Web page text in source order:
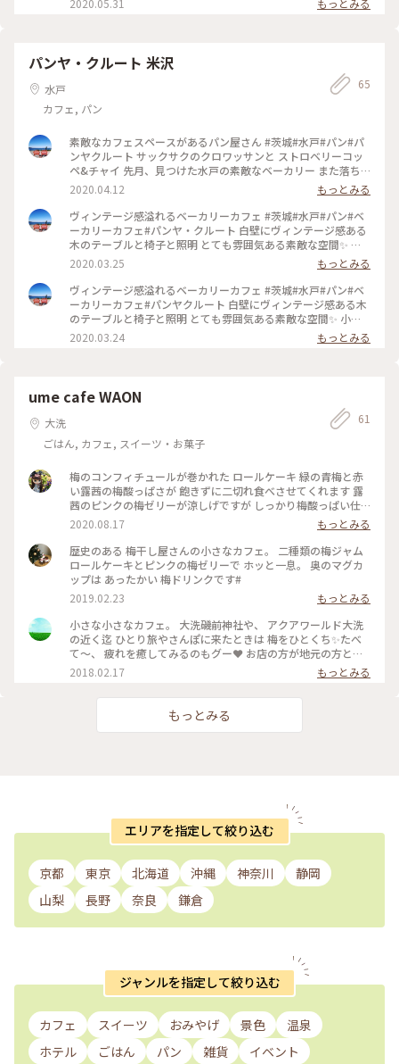
あり、水の音を聞きながら 新緑の中をお散歩。 園内には秘密
#初夏#フレッシュグリーン#グリーン#アートみたいな景色
パンヤ・クルート 米沢
水戸
カフェ, パン
65
素敵なカフェスペースがあるパン屋さん #茨城#水戸#パン#パ
ンヤクルート サックサクのクロワッサンと ストロベリーコッ
ペ&チャイ 先月、見つけた水戸の素敵なベーカリー また落ち
着いたら今度はランチに。 #わたしの街#muuのパン時間 #水
戸カフェ巡り vol.9 #水戸のパン屋さん vol.5
2020.04.12
もっとみる
ヴィンテージ感溢れるベーカリーカフェ #茨城#水戸#パン#ベ
ーカリーカフェ#パンヤ・クルート 白壁にヴィンテージ感ある
木のテーブルと椅子と照明 とても雰囲気ある素敵な空間✨ 小
麦の世界観に浸れるベーカリーカフェ #わたしの街#muuの水
戸散歩#水戸カフェ巡り vol.7 #水戸のパン屋さん vol.5
2020.03.25
もっとみる
ヴィンテージ感溢れるベーカリーカフェ #茨城#水戸#パン#ベ
ーカリーカフェ#パンヤクルート 白壁にヴィンテージ感ある木
のテーブルと椅子と照明 とても雰囲気ある素敵な空間✨ 小麦
の世界観に浸れるベーカリーカフェ #わたしの街#muuの水戸
散歩#水戸カフェ巡り vol.9 #水戸のパン屋さん vol.5
2020.03.24 もっとみる
ume cafe WAON
大洗
ごはん, カフェ, スイーツ・お菓子
61
梅のコンフィチュールが巻かれた ロールケーキ 緑の青梅と赤
い露茜の梅酸っぱさが 飽きずに二切れ食べさせてくれます 露
茜のピンクの梅ゼリーが涼しげですが しっかり梅酸っぱい仕
事をしています クエン酸で元気チャージ完了です テイクアウ
トもできて 梅干しや梅酒 ジャムなどもお土産に購入できます
#ごほうびケーキ #ume cafe #大洗 #ロールケーキ #梅
2020.08.17
もっとみる
歴史のある 梅干し屋さんの小さなカフェ。 二種類の梅ジャム
ロールケーキとピンクの梅ゼリーで ホッと一息。 奥のマグカ
ップは あったかい 梅ドリンクです#
2019.02.23
もっとみる
小さな小さなカフェ。 大洗磯前神社や、 アクアワールド大洗
の近く迄 ひとり旅やさんぽに来たときは 梅をひとくち✨たべ
て～、 疲れを癒してみるのもグー❤ お店の方が地元の方と話
して いるのが聞こえてきたのだけど WAONの由来は、潮風と
梅、そういった ものが混ざり合うハーモニー(和音) のような場
所になっていきたい。 ということだそうで☺💖 朗らか～✴に
週末の朝を迎えました。 ちなみに、10時から開いてます。 水
戸駅から鹿島鉄道で３駅です。鹿島鉄道のシートの乗り心地が
2018.02.17 もっとみる
もっとみる
エリアを指定して絞り込む
京都 東京 北海道 沖縄 神奈川
静岡
山梨
長野 奈良 鎌倉
ジャンルを指定して絞り込む
カフェ スイーツ おみやげ 景色
温泉
ホテル
ごはん パン 雑貨 イベント